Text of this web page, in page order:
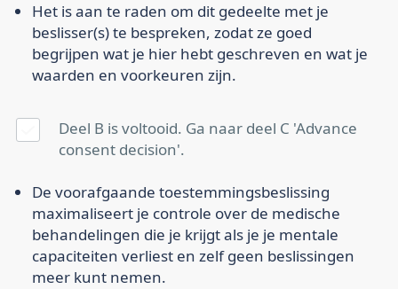
Het is aan te raden om dit gedeelte met je
beslisser(s) te bespreken, zodat ze goed
begrijpen wat je hier hebt geschreven en wat je
waarden en voorkeuren zijn.
Deel B is voltooid. Ga naar deel C 'Advance
consent decision'.
De voorafgaande toestemmingsbeslissing
maximaliseert je controle over de medische
behandelingen die je krijgt als je je mentale
capaciteiten verliest en zelf geen beslissingen
meer kunt nemen.